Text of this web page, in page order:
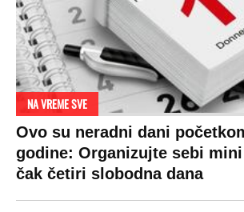
NA VREME SVE
Ovo su neradni dani
godine: Organizujte sebi
čak četiri slobodna dana